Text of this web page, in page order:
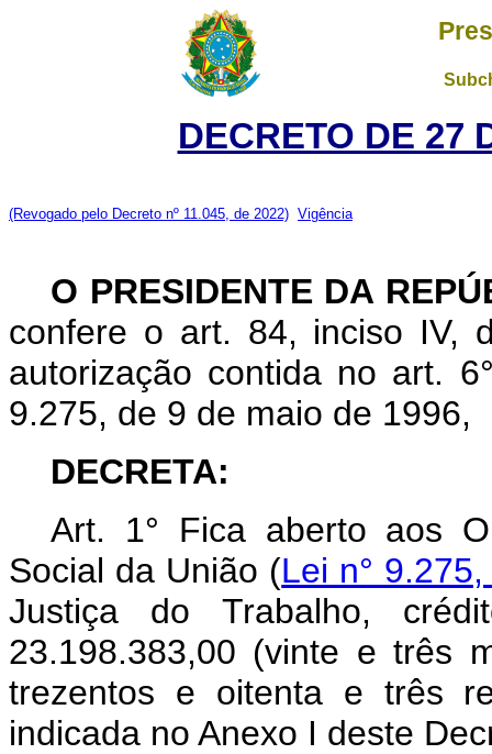
DECRETO DE 27
(Revogado pelo Decreto nº 11.045, de 2022) Vigência
O PRESIDENTE DA
confere o art. 84, inciso IV,
autorização contida no art.
9.275, de 9 de maio de 1996,
DECRETA:
Art. 1° Fica aberto aos
Social da União (Lei n°
Justiça do Trabalho,
23.198.383,00 (vinte e três
trezentos e oitenta e três
indicada no Anexo I deste